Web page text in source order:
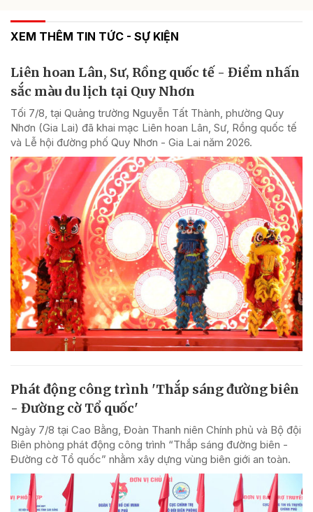
XEM THÊM TIN TỨC - SỰ KIỆN
Liên hoan Lân, Sư, Rồng quốc tế - Điểm nhấn
sắc màu du lịch tại Quy Nhơn
Tối 7/8, tại Quảng trường Nguyễn Tất Thành, phường Quy
Nhơn (Gia Lai) đã khai mạc Liên hoan Lân, Sư, Rồng quốc tế
và Lễ hội đường phố Quy Nhơn - Gia Lai năm 2026.
Phát động công trình 'Thắp sáng đường biên
- Đường cờ Tổ quốc'
Ngày 7/8 tại Cao Bằng, Đoàn Thanh niên Chính phủ và Bộ đội
Biên phòng phát động công trình “Thắp sáng đường biên -
Đường cờ Tổ quốc” nhằm xây dựng vùng biên giới an toàn.